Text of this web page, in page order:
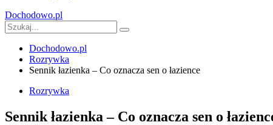
Dochodowo.pl
Dochodowo.pl
Rozrywka
Sennik łazienka – Co oznacza sen o łazience
Rozrywka
Sennik łazienka – Co oznacza sen o